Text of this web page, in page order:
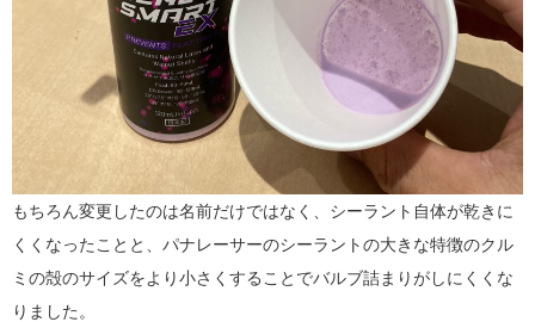
もちろん変更したのは名前だけではなく、シーラント自体が乾きに
くくなったことと、パナレーサーのシーラントの大きな特徴のクル
ミの殻のサイズをより小さくすることでバルブ詰まりがしにくくな
りました。